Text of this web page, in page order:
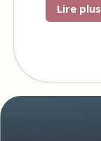
Lire plus